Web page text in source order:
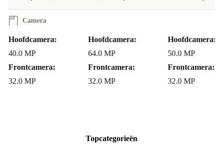
30 dagen gratis retourneren
Upgrade naar een refurbished Huawei Mate 30 Pro en
ervaar het beste van technologie, terwijl je bewust kiest
Camera
Hoofdcamera:
40.0 MP
Frontcamera:
32.0 MP
Hoofdcamera:
64.0 MP
Frontcamera:
32.0 MP
Hoofdcamera:
50.0 MP
Frontcamera:
32.0 MP
Topcategorieën